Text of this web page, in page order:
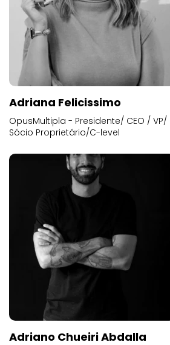
Adriana Felicissimo
OpusMultipla - Presidente/ CEO / VP/
Sócio Proprietário/C-level
Adriano Chueiri Abdalla